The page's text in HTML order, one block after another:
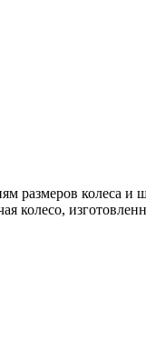
размеров колеса
колесо,